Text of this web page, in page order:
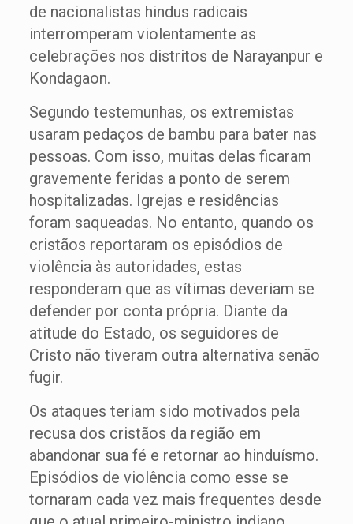
de nacionalistas hindus radicais
interromperam violentamente as
celebrações nos distritos de Narayanpur e
Kondagaon.
Segundo testemunhas, os extremistas
usaram pedaços de bambu para bater nas
pessoas. Com isso, muitas delas ficaram
gravemente feridas a ponto de serem
hospitalizadas. Igrejas e residências
foram saqueadas. No entanto, quando os
cristãos reportaram os episódios de
violência às autoridades, estas
responderam que as vítimas deveriam se
defender por conta própria. Diante da
atitude do Estado, os seguidores de
Cristo não tiveram outra alternativa senão
fugir.
Os ataques teriam sido motivados pela
recusa dos cristãos da região em
abandonar sua fé e retornar ao hinduísmo.
Episódios de violência como esse se
tornaram cada vez mais frequentes desde